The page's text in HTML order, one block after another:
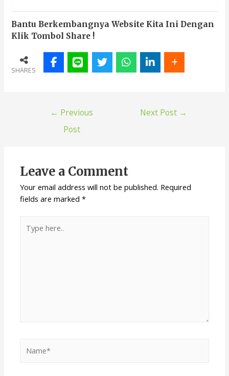
Bantu Berkembangnya Website Kita Ini Dengan
Klik Tombol Share !
SHARES
← Previous
Post
Next Post →
Leave a Comment
Your email address will not be published. Required
fields are marked*